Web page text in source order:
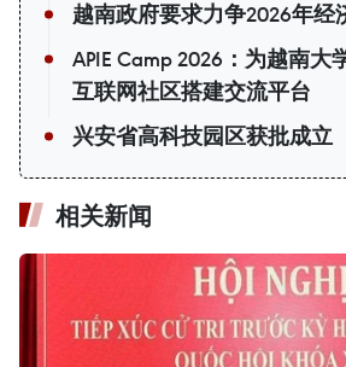
越南政府要求力争2026年经
APIE Camp 2026：为越南大
互联网社区搭建交流平台
兴安省高科技园区获批成立
相关新闻